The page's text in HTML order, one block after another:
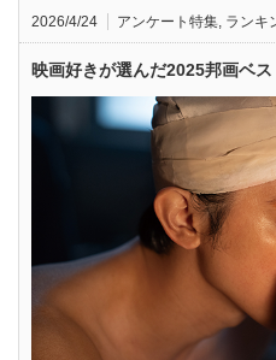
2026/4/24 アンケート特集, ランキ
映画好きが選んだ2025邦画ベス